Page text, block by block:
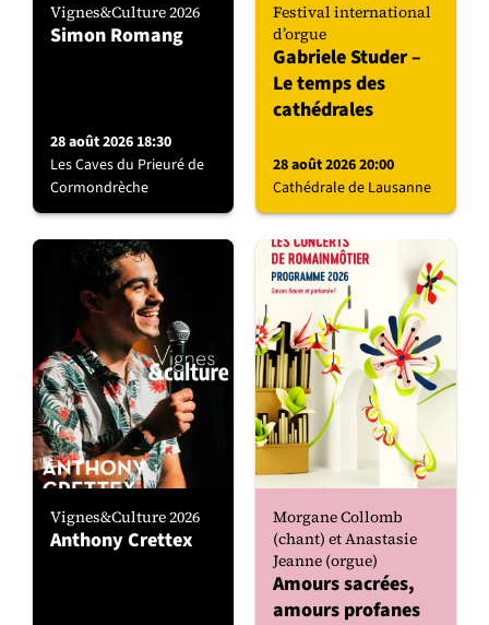
Vignes&Culture 2026
Simon Romang
28 août 2026 18:30
Les Caves du Prieuré de
Cormondrèche
Festival international
d’orgue
Gabriele Studer –
Le temps des
cathédrales
28 août 2026 20:00
Cathédrale de Lausanne
Vignes&Culture 2026
Anthony Crettex
Morgane Collomb
(chant) et Anastasie
Jeanne (orgue)
Amours sacrées,
amours profanes